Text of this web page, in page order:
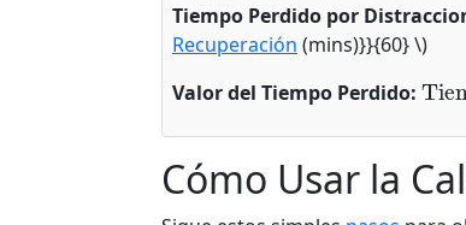
Tiempo Perdido por
Recuperación (mins)}}{60} \)
Valor del Tiempo Perdido:
Valor por Hora
Cómo Usar la